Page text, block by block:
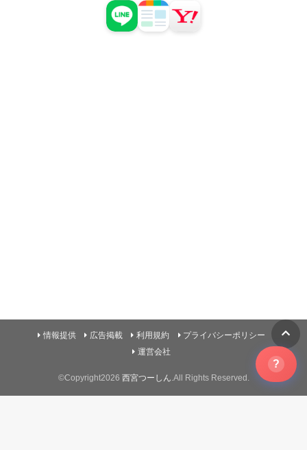
情報提供 広告掲載 利用規約
プライバシーポリシー
運営会社
©Copyright2026 西宮つーしん .All Rights Reserved.
?